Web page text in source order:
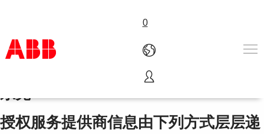
0
产品和解决方案
服务
传动区域服务提供商 - 华南区 - 广东 -
东莞
授权服务提供商信息由下列方式层层递